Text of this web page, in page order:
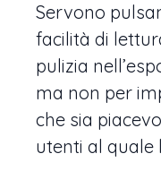
Servono
facilità di
pulizia
ma non per
che sia
utenti al quale